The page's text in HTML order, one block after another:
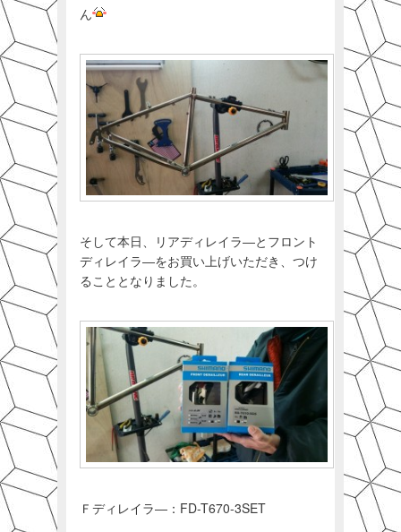
ん
そして本日、リアディレイラ―とフロント
ディレイラ―をお買い上げいただき、つけ
ることとなりました。
Ｆディレイラ―：FD-T670-3SET